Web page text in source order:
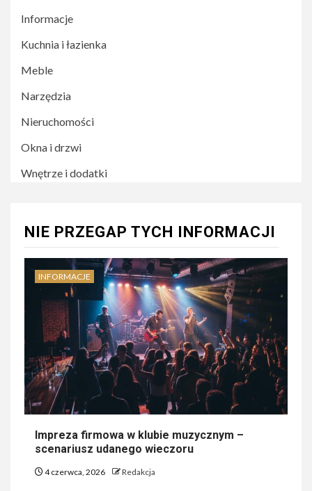
Informacje
Kuchnia i łazienka
Meble
Narzędzia
Nieruchomości
Okna i drzwi
Wnętrze i dodatki
NIE PRZEGAP TYCH INFORMACJI
INFORMACJE
Impreza firmowa w klubie muzycznym –
scenariusz udanego wieczoru
4 czerwca, 2026 Redakcja